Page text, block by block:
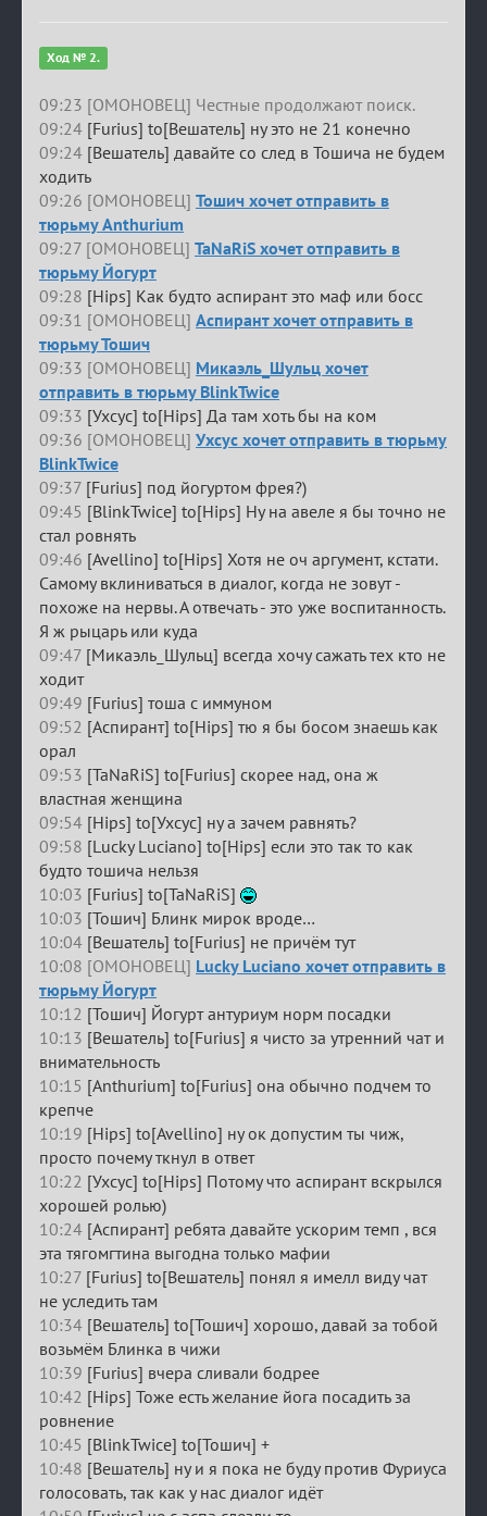
Ход № 2.
09:23 [ОМОНОВЕЦ] Честные продолжают поиск.
09:24 [Furius] to[Вешатель] ну это не 21 конечно
09:24 [Вешатель] давайте со след в Тошича не будем
ходить
09:26 [ОМОНОВЕЦ] Тошич хочет отправить в
тюрьму Anthurium
09:27 [ОМОНОВЕЦ] TaNaRiS хочет отправить в
тюрьму Йогурт
09:28 [Hips] Как будто аспирант это маф или босс
09:31 [ОМОНОВЕЦ] Аспирант хочет отправить в
тюрьму Тошич
09:33 [ОМОНОВЕЦ] Микаэль_Шульц хочет
отправить в тюрьму BlinkTwice
09:33 [Ухсус] to[Hips] Да там хоть бы на ком
09:36 [ОМОНОВЕЦ] Ухсус хочет отправить в тюрьму
BlinkTwice
09:37 [Furius] под йогуртом фрея?)
09:45 [BlinkTwice] to[Hips] Ну на авеле я бы точно не
стал ровнять
09:46 [Avellino] to[Hips] Хотя не оч аргумент, кстати.
Самому вклиниваться в диалог, когда не зовут -
похоже на нервы. А отвечать - это уже воспитанность.
Я ж рыцарь или куда
09:47 [Микаэль_Шульц] всегда хочу сажать тех кто не
ходит
09:49 [Furius] тоша с иммуном
09:52 [Аспирант] to[Hips] тю я бы босом знаешь как
орал
09:53 [TaNaRiS] to[Furius] скорее над, она ж
властная женщина
09:54 [Hips] to[Ухсус] ну а зачем равнять?
09:58 [Lucky Luciano] to[Hips] если это так то как
будто тошича нельзя
10:03 [Furius] to[TaNaRiS]
10:03 [Тошич] Блинк мирок вроде…
10:04 [Вешатель] to[Furius] не причём тут
10:08 [ОМОНОВЕЦ] Lucky Luciano хочет отправить в
тюрьму Йогурт
10:12 [Тошич] Йогурт антуриум норм посадки
10:13 [Вешатель] to[Furius] я чисто за утренний чат и
внимательность
10:15 [Anthurium] to[Furius] она обычно подчем то
крепче
10:19 [Hips] to[Avellino] ну ок допустим ты чиж,
просто почему ткнул в ответ
10:22 [Ухсус] to[Hips] Потому что аспирант вскрылся
хорошей ролью)
10:24 [Аспирант] ребята давайте ускорим темп , вся
эта тягомгтина выгодна только мафии
10:27 [Furius] to[Вешатель] понял я имелл виду чат
не уследить там
10:34 [Вешатель] to[Тошич] хорошо, давай за тобой
возьмём Блинка в чижи
10:39 [Furius] вчера сливали бодрее
10:42 [Hips] Тоже есть желание йога посадить за
ровнение
10:45 [BlinkTwice] to[Тошич] +
10:48 [Вешатель] ну и я пока не буду против Фуриуса
голосовать, так как у нас диалог идёт